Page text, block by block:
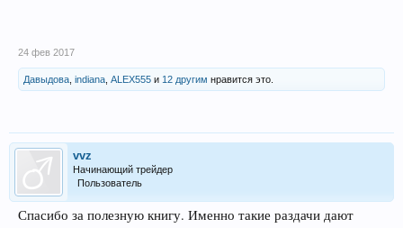
24 фев 2017
Давыдова indiana ALEX555 и 12 другим нравится это.
vvz
Начинающий трейдер
Пользователь
Спасибо за полезную книгу. Именно такие раздачи дают